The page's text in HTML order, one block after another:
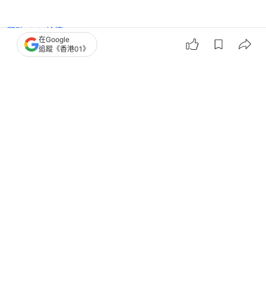
觀點 01論壇
筆下心澄｜想做你肚入面的那條蟲
在Google
追蹤《香港01》